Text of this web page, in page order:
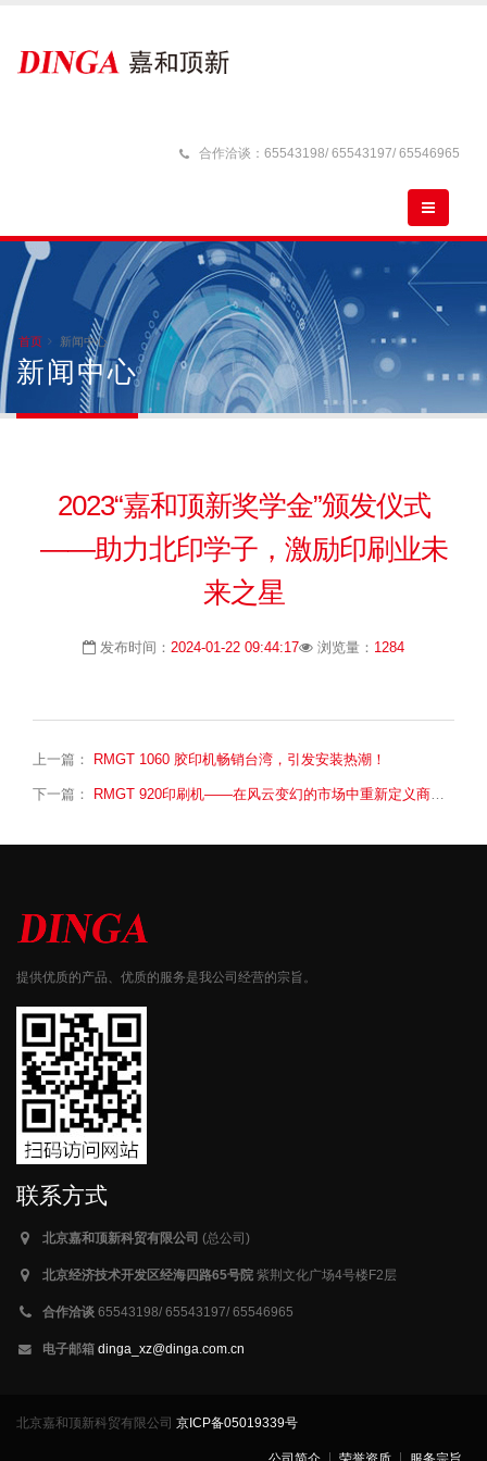
合作洽谈：65543198/ 65543197/ 65546965
首页 新闻中心
新闻中心
2023“嘉和顶新奖学金”颁发仪式
——助力北印学子，激励印刷业未
来之星
发布时间： 2024-01-22 09:44:17 浏览量： 1284
上一篇： RMGT 1060 胶印机畅销台湾，引发安装热潮！
下一篇： RMGT 920印刷机——在风云变幻的市场中重新定义商业印刷的未来
提供优质的产品、优质的服务是我公司经营的宗旨。
联系方式
北京嘉和顶新科贸有限公司 (总公司)
北京经济技术开发区经海四路65号院 紫荆文化广场4号楼F2层
合作洽谈 65543198/ 65543197/ 65546965
电子邮箱 dinga_xz@dinga.com.cn
北京嘉和顶新科贸有限公司 京ICP备05019339号